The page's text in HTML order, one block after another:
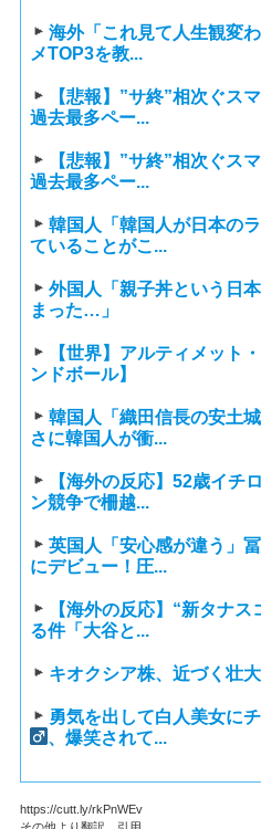
海外「これ見て人生観変
メTOP3を教...
【悲報】”サ終”相次ぐ
過去最多ペー...
【悲報】”サ終”相次ぐ
過去最多ペー...
韓国人「韓国人が日本の
ていることがこ...
外国人「親子丼という日
まった…」
【世界】アルティメット
ンドボール】
韓国人「織田信長の安土
さに韓国人が衝...
【海外の反応】52歳イチ
ン競争で柵越...
英国人「安心感が違う」
にデビュー！圧...
【海外の反応】“新タナ
る件「大谷と...
キオクシア株、近づく壮
勇気を出して白人美女に
、爆笑されて...
https://cutt.ly/rkPnWEv